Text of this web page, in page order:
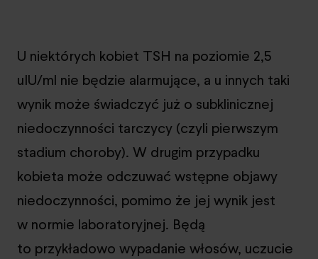
U niektórych kobiet TSH na poziomie 2,5
uIU/ml nie będzie alarmujące, a u innych taki
wynik może świadczyć już o subklinicznej
niedoczynności tarczycy (czyli pierwszym
stadium choroby). W drugim przypadku
kobieta może odczuwać wstępne objawy
niedoczynności, pomimo że jej wynik jest
w normie laboratoryjnej. Będą
to przykładowo wypadanie włosów, uczucie